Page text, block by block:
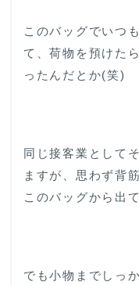
このバッグでいつ
て、荷物を預けた
ったんだとか(笑)
同じ接客業として
ますが、思わず背
このバッグから出
でも小物までしっ